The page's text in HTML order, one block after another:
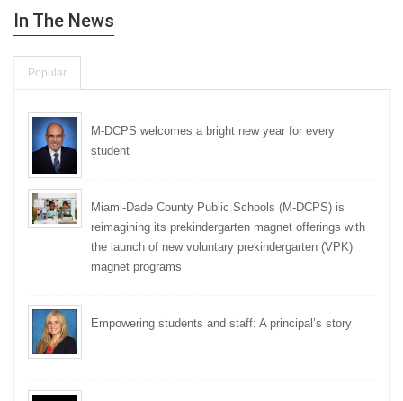
In The News
Popular
M-DCPS welcomes a bright new year for every
student
Miami-Dade County Public Schools (M-DCPS) is
reimagining its prekindergarten magnet offerings with
the launch of new voluntary prekindergarten (VPK)
magnet programs
Empowering students and staff: A principal’s story